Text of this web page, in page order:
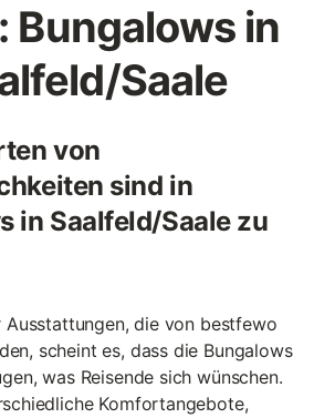
Bungalows in
Saale
von
sind in
in Saalfeld/Saale zu
Ausstattungen, die von bestfewo
scheint es, dass die Bungalows
was Reisende sich wünschen.
Komfortangebote,